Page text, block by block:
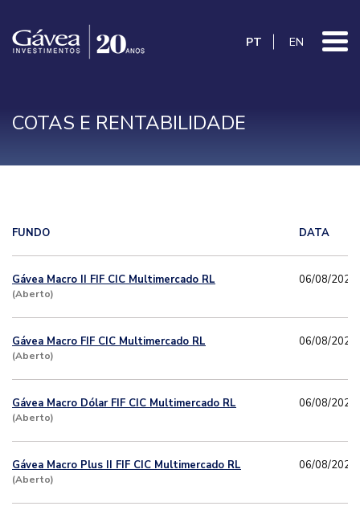
PT EN
COTAS E RENTABILIDADE
FUNDO DATA
Gávea Macro II FIF CIC Multimercado RL
(Aberto)
06/08/2026
Gávea Macro FIF CIC Multimercado RL
(Aberto)
06/08/2026
Gávea Macro Dólar FIF CIC Multimercado RL
(Aberto)
06/08/2026
Gávea Macro Plus II FIF CIC Multimercado RL
(Aberto)
06/08/2026